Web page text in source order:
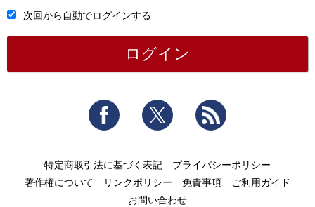
次回から自動でログインする
Facebook Twitter
特定商取引法に基づく表記
プライバシーポリシー
著作権について
リンクポリシー 免責事項
ご利用ガイド
お問い合わせ